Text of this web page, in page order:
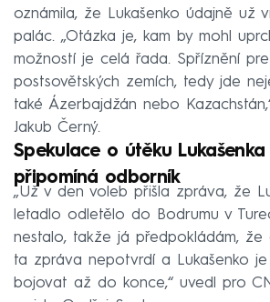
oznámila, že Lukašenko údajně už
palác. „Otázka je, kam by mohl
možností je celá řada. Spříznění
postsovětských zemích, tedy jde
také Ázerbajdžán nebo
Jakub Černý.
Spekulace o útěku
připomíná odborník
„Už v den voleb přišla zpráva, že
letadlo odletělo do Bodrumu v
nestalo, takže já předpokládám, že
ta zpráva nepotvrdí a Lukašenko je
bojovat až do konce,“ uvedl pro